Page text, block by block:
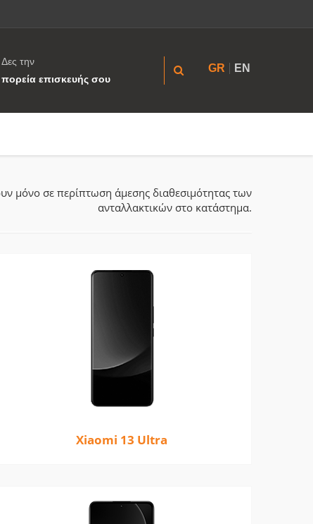
Δες την
πορεία επισκευής σου
GR EN
μόνο σε περίπτωση άμεσης διαθεσιμότητας των
ανταλλακτικών στο κατάστημα.
Xiaomi 13 Ultra